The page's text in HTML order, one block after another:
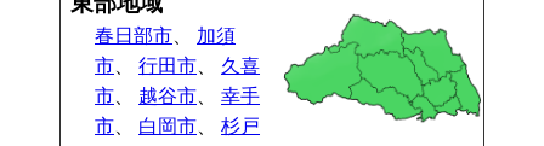
春日部市
加須
市 、行田市
久喜
市
越谷市 、幸手
市
白岡市 、杉戸